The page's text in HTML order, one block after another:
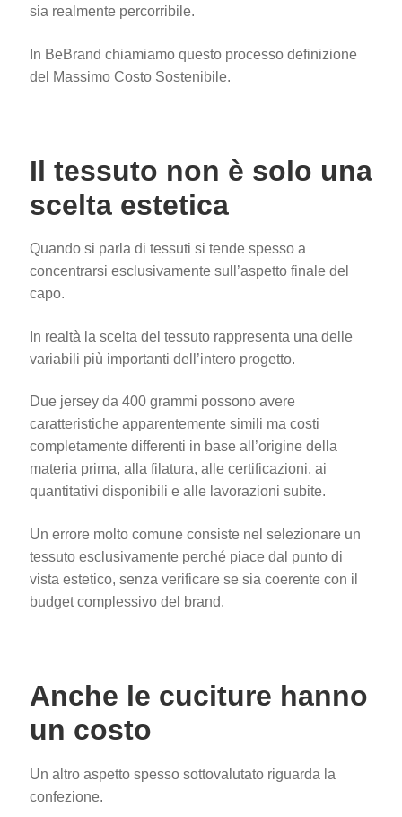
sia realmente percorribile.
In BeBrand chiamiamo questo processo definizione
del Massimo Costo Sostenibile.
Il tessuto non è solo una
scelta estetica
Quando si parla di tessuti si tende spesso a
concentrarsi esclusivamente sull’aspetto finale del
capo.
In realtà la scelta del tessuto rappresenta una delle
variabili più importanti dell’intero progetto.
Due jersey da 400 grammi possono avere
caratteristiche apparentemente simili ma costi
completamente differenti in base all’origine della
materia prima, alla filatura, alle certificazioni, ai
quantitativi disponibili e alle lavorazioni subite.
Un errore molto comune consiste nel selezionare un
tessuto esclusivamente perché piace dal punto di
vista estetico, senza verificare se sia coerente con il
budget complessivo del brand.
Anche le cuciture hanno
un costo
Un altro aspetto spesso sottovalutato riguarda la
confezione.